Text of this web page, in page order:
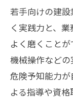
若手向けの建
く実践力と、
よく磨くこと
機械操作など
危険予知能力
よる指導や資